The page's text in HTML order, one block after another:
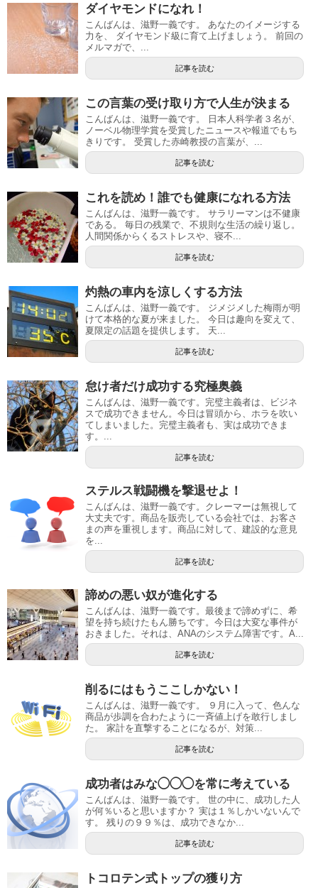
ダイヤモンドになれ！
こんばんは、滋野一義です。 あなたのイメージする
力を、 ダイヤモンド級に育て上げましょう。 前回の
メルマガで、...
記事を読む
この言葉の受け取り方で人生が決まる
こんばんは、滋野一義です。 日本人科学者３名が、
ノーベル物理学賞を受賞したニュースや報道でもち
きりです。 受賞した赤崎教授の言葉が、...
記事を読む
これを読め！誰でも健康になれる方法
こんばんは、滋野一義です。 サラリーマンは不健康
である。 毎日の残業で、不規則な生活の繰り返し。
人間関係からくるストレスや、寝不...
記事を読む
灼熱の車内を涼しくする方法
こんばんは、滋野一義です。 ジメジメした梅雨が明
けて本格的な夏が来ました。 今日は趣向を変えて、
夏限定の話題を提供します。 天...
記事を読む
怠け者だけ成功する究極奥義
こんばんは、滋野一義です。完璧主義者は、ビジネ
スで成功できません。今日は冒頭から、ホラを吹い
てしまいました。完璧主義者も、実は成功できま
す。...
記事を読む
ステルス戦闘機を撃退せよ！
こんばんは、滋野一義です。クレーマーは無視して
大丈夫です。商品を販売している会社では、お客さ
まの声を重視します。商品に対して、建設的な意見
を...
記事を読む
諦めの悪い奴が進化する
こんばんは、滋野一義です。最後まで諦めずに、希
望を持ち続けたもん勝ちです。今日は大変な事件が
おきました。それは、ANAのシステム障害です。A...
記事を読む
削るにはもうここしかない！
こんばんは、滋野一義です。 ９月に入って、色んな
商品が歩調を合わたように一斉値上げを敢行しまし
た。 家計を直撃することになるが、対策...
記事を読む
成功者はみな◯◯◯を常に考えている
こんばんは、滋野一義です。 世の中に、成功した人
が何％いると思いますか？ 実は１％しかいないんで
す。 残りの９９％は、成功できなか...
記事を読む
トコロテン式トップの獲り方